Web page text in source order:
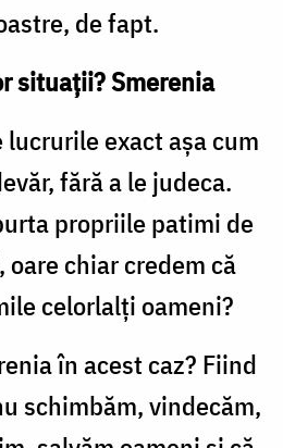
de fapt.
situații? Smerenia
exact așa cum
fără a le judeca.
propriile patimi de
chiar credem că
celorlalți oameni?
în acest caz? Fiind
schimbăm, vindecăm,